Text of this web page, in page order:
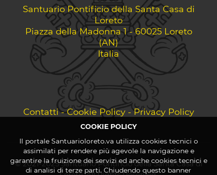
Santuario Pontificio della Santa Casa di
Loreto
Piazza della Madonna 1 - 60025 Loreto
(AN)
Italia
Contatti-Cookie Policy-Privacy Policy
© 2021-2025 Santuario Pontificio della Santa Casa di
COOKIE POLICY
Il portale Santuarioloreto.va utilizza cookies tecnici o
assimilati per rendere più agevole la navigazione e
garantire la fruizione dei servizi ed anche cookies tecnici e
di analisi di terze parti. Chiudendo questo banner